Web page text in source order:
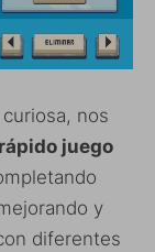
nos
juego
y
diferentes